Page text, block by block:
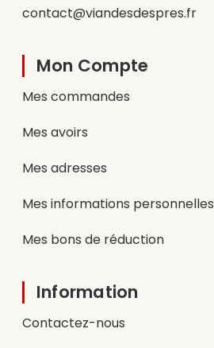
contact@viandesdespres.fr
Mon Compte
Mes commandes
Mes avoirs
Mes adresses
Mes informations personnelles
Mes bons de réduction
Information
Contactez-nous